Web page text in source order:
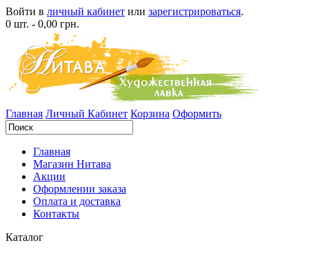
Войти в личный кабинет или зарегистрироваться.
0 шт. - 0,00 грн.
Главная Личный Кабинет Корзина Оформить
Главная
Магазин Нитава
Акции
Оформлении заказа
Оплата и доставка
Контакты
Каталог